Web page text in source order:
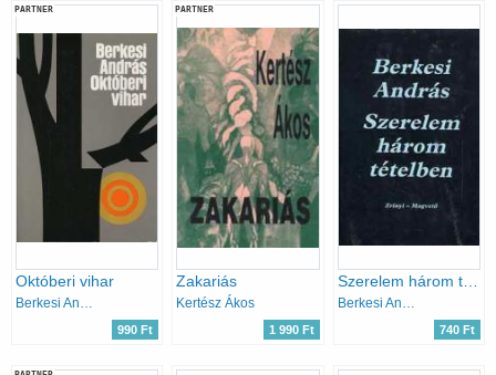
PARTNER
Októberi vihar
Berkesi András
990 Ft
PARTNER
Zakariás
Kertész Ákos
1 990 Ft
Szerelem három tételben
Berkesi András
740 Ft